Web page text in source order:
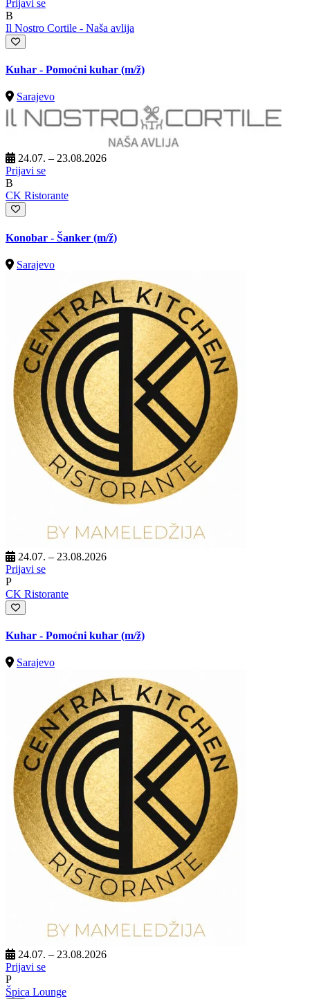
Prijavi se
B
Il Nostro Cortile - Naša avlija
Kuhar - Pomoćni kuhar (m/ž)
Sarajevo
24.07. – 23.08.2026
Prijavi se
B
CK Ristorante
Konobar - Šanker (m/ž)
Sarajevo
24.07. – 23.08.2026
Prijavi se
P
CK Ristorante
Kuhar - Pomoćni kuhar (m/ž)
Sarajevo
24.07. – 23.08.2026
Prijavi se
P
Špica Lounge